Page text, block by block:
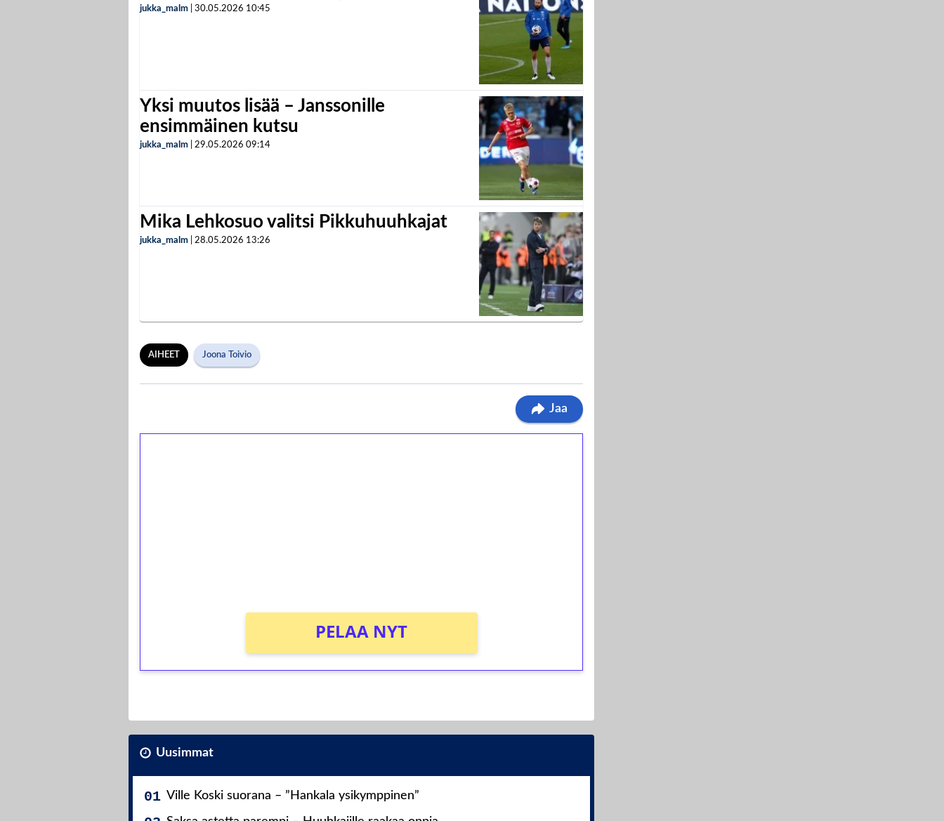
jukka_malm 30.05.2026 10:45
Yksi muutos lisää – Janssonille
ensimmäinen kutsu
jukka_malm 29.05.2026 09:14
Mika Lehkosuo valitsi Pikkuhuuhkajat
jukka_malm 28.05.2026 13:26
AIHEET Joona Toivio
Jaa
PELAA NYT
Uusimmat
Ville Koski suorana – ”Hankala ysikymppinen”